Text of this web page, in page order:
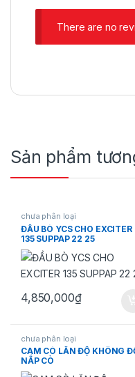
There are no
Sản phẩm
chưa phân loại
ĐẦU BÒ YCS CHO EXCITER
135 SUPPAP 22 25
4,850,000₫
chưa phân loại
CAM CÒ LĂN ĐỘ KHÔNG
NẮP CÒ